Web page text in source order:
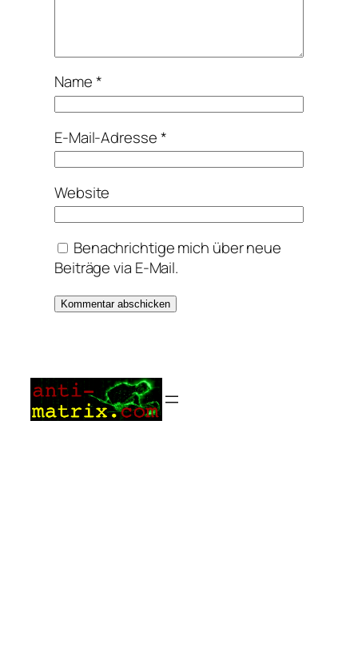
Name*
E-Mail-Adresse*
Website
Benachrichtige mich über neue
Beiträge via E-Mail.